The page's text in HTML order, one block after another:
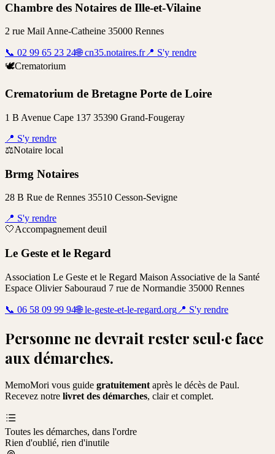
Chambre des Notaires de Ille-et-Vilaine
2 rue Mail Anne-Catheine 35000 Rennes
📞 02 99 65 23 24🌐 cn35.notaires.fr📍 S'y rendre
🕊️Crematorium
Crematorium de Bretagne Porte de Loire
1 B Avenue Cape 137 35390 Grand-Fougeray
📍 S'y rendre
⚖️Notaire local
Brmg Notaires
28 B Rue de Rennes 35510 Cesson-Sevigne
📍 S'y rendre
🤍Accompagnement deuil
Le Geste et le Regard
Association Le Geste et le Regard Maison Associative de la Santé
Espace Olivier Sabouraud 7 rue de Normandie 35000 Rennes
📞 06 58 09 99 94🌐 le-geste-et-le-regard.org 📍 S'y rendre
Personne ne devrait rester seul·e face
aux démarches.
MemoMori vous guide gratuitement après le décès de Paul.
Recevez notre livret des démarches, clair et complet.
Toutes les démarches, dans l'ordre
Rien d'oublié, rien d'inutile